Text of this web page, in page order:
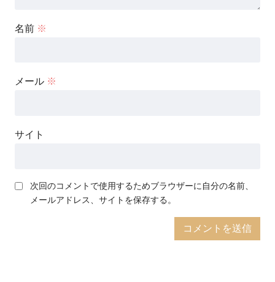
名前 ※
メール ※
サイト
次回のコメントで使用するためブラウザーに自分の名前、
メールアドレス、サイトを保存する。